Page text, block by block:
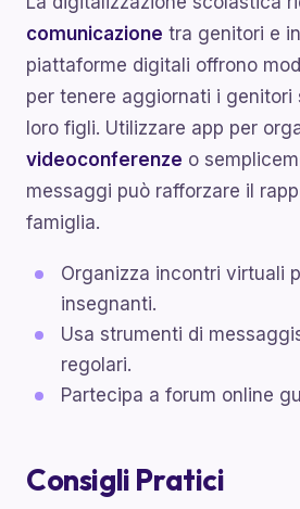
comunicazione tra genitori e
piattaforme digitali offrono
per tenere aggiornati i genitori
loro figli. Utilizzare app per
videoconferenze o
messaggi può rafforzare il
famiglia.
Organizza incontri virtuali
insegnanti.
Usa strumenti di
regolari.
Partecipa a forum online
Consigli Pratici